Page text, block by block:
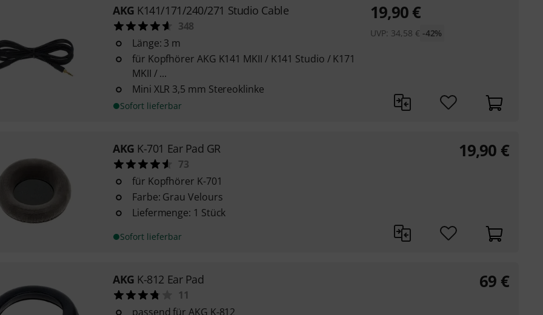
AKG K141/171/240/271 Studio Cable
348
Länge: 3 m
für Kopfhörer AKG K141 MKII / K141 Studio / K171
MKII / ...
Mini XLR 3,5 mm Stereoklinke
Sofort lieferbar
19,90€
UVP: 34,58 € -42%
AKG K-701 Ear Pad GR
73
für Kopfhörer K-701
Farbe: Grau Velours
Liefermenge: 1 Stück
Sofort lieferbar
19,90 €
AKG K-812 Ear Pad
11
passend für AKG K-812
69 €